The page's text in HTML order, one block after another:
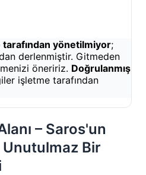
yönetilmiyor;
derlenmiştir. Gitmeden
öneririz. Doğrulanmış
işletme tarafından
– Saros'un
Unutulmaz Bir